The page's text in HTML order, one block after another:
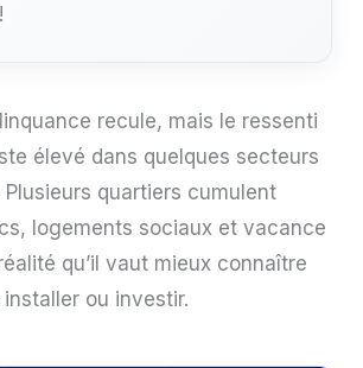
recule, mais le ressenti
élevé dans quelques secteurs
Plusieurs quartiers cumulent
logements sociaux et vacance
qu’il vaut mieux connaître
ou investir.